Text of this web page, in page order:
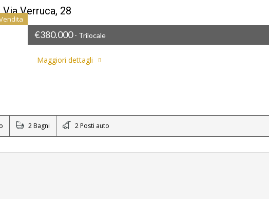
Verruca, 28
€380.000- Trilocale
Maggiori dettagli
2 Bagni 2 Posti auto